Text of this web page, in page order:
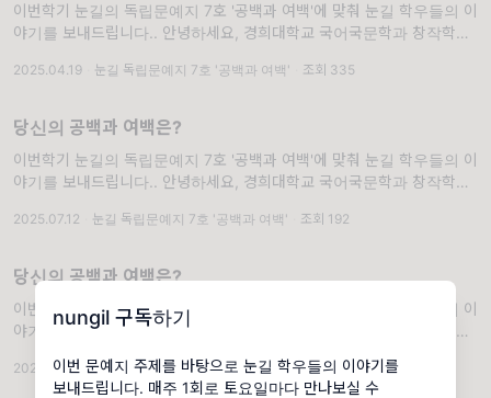
nungil 구독하기
이번 문예지 주제를 바탕으로 눈길 학우들의 이야기를
보내드립니다. 매주 1회로 토요일마다 만나보실 수
이번학기 눈길의 독립문예지 7호 '공백과 여백'에 맞춰 눈길 학우들의 이
야기를 보내드립니다.. 안녕하세요, 경희대학교 국어국문학과 창작학회
들을 출판으로 아름답게 피워내기를 바라며 매학기 독립문예지를
2025.04.19 눈길 독립문예지 7호 '공백과 여백' 조회 335
당신의 공백과 여백은?
이번학기 눈길의 독립문예지 7호 '공백과 여백'에 맞춰 눈길 학우들의 이
야기를 보내드립니다.. 안녕하세요, 경희대학교 국어국문학과 창작학회
들을 출판으로 아름답게 피워내기를 바라며 매학기 독립문예지를
2025.07.12 눈길 독립문예지 7호 '공백과 여백' 조회 192
당신의 공백과 여백은?
이번학기 눈길의 독립문예지 7호 '공백과 여백'에 맞춰 눈길 학우들의 이
야기를 보내드립니다.. 안녕하세요, 경희대학교 국어국문학과 창작학회
들을 출판으로 아름답게 피워내기를 바라며 매학기 독립문예지를
2025.07.05 · 눈길 독립문예지 7호 '공백과 여백' · 조회 195